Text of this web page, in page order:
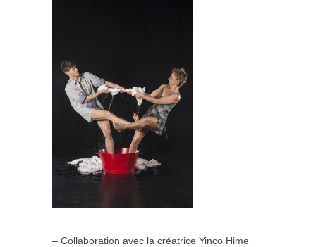
– Collaboration avec la créatrice Yinco Hime